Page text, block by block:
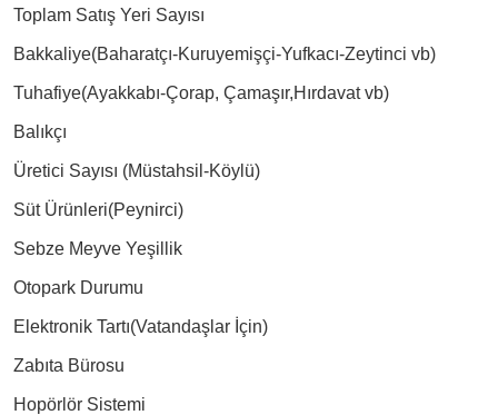
Toplam Satış Yeri Sayısı
Bakkaliye(Baharatçı-Kuruyemişçi-Yufkacı-Zeytinci vb)
Tuhafiye(Ayakkabı-Çorap, Çamaşır,Hırdavat vb)
Balıkçı
Üretici Sayısı (Müstahsil-Köylü)
Süt Ürünleri(Peynirci)
Sebze Meyve Yeşillik
Otopark Durumu
Elektronik Tartı(Vatandaşlar İçin)
Zabıta Bürosu
Hopörlör Sistemi